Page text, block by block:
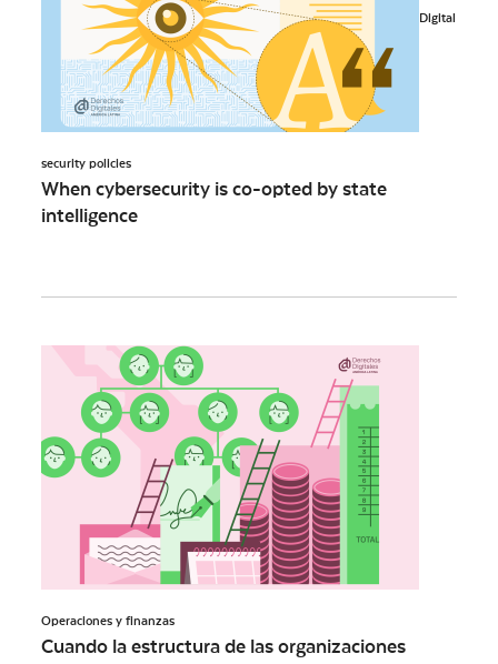
Digital
security policies
When cybersecurity is co-opted by state
intelligence
Operaciones y finanzas
Cuando la estructura de las organizaciones